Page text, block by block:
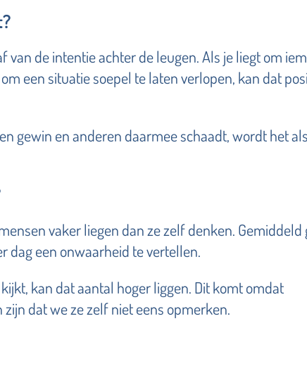
van de intentie achter de leugen. Als je liegt om
een situatie soepel te laten verlopen, kan dat
gewin en anderen daarmee schaadt, wordt het als
vaker liegen dan ze zelf denken. Gemiddeld
dag een onwaarheid te vertellen.
kan dat aantal hoger liggen. Dit komt omdat
dat we ze zelf niet eens opmerken.